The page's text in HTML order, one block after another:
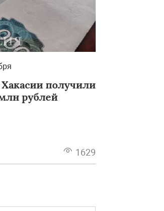
получили
рублей
1629